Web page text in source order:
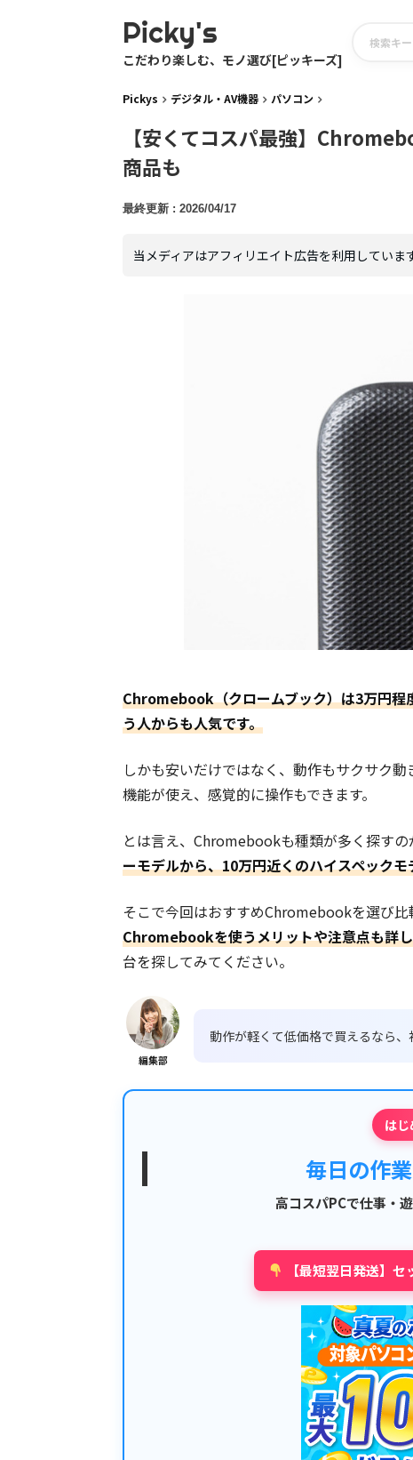
Picky's
こだわり楽しむ、モノ選び[ピッキーズ]
Pickys デジタル・AV機器 パソコン
【安くてコスパ最強】
商品も
2026/04/17
当メディアはアフィリエイト広告を利用しています
Chromebook（クロームブック）は3万円程
う人からも人気です。
しかも安いだけではなく、動作もサクサク
機能が使え、感覚的に操作もできます。
とは言え、Chromebookも種類が多く探すの
ーモデルから、10万円近くのハイスペック
そこで今回はおすすめChromebookを選び比
Chromebookを使うメリットや注意点も詳
台を探してみてください。
編集部
動作が軽くて低価格で買えるなら
は
毎日の作
高コスパPCで仕事・
【最短翌日発送】